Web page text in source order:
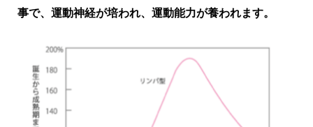
事で、運動神経が培われ、運動能力が養われます。